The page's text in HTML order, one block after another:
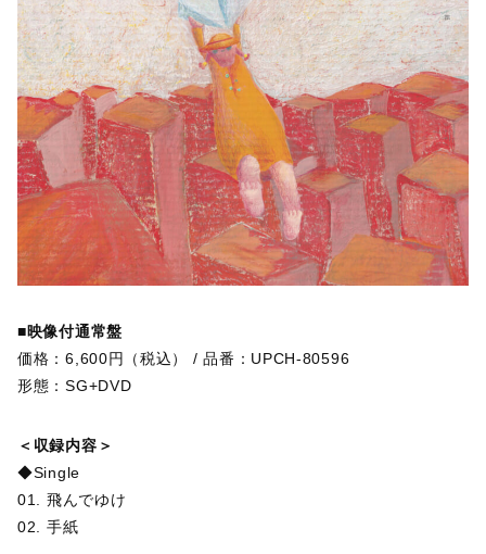
■映像付通常盤
価格：6,600円（税込） / 品番：UPCH-80596
形態：SG+DVD
＜収録内容＞
◆Single
01. 飛んでゆけ
02. 手紙